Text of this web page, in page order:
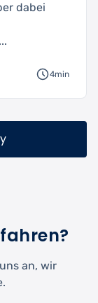
dabei
4min
an, wir